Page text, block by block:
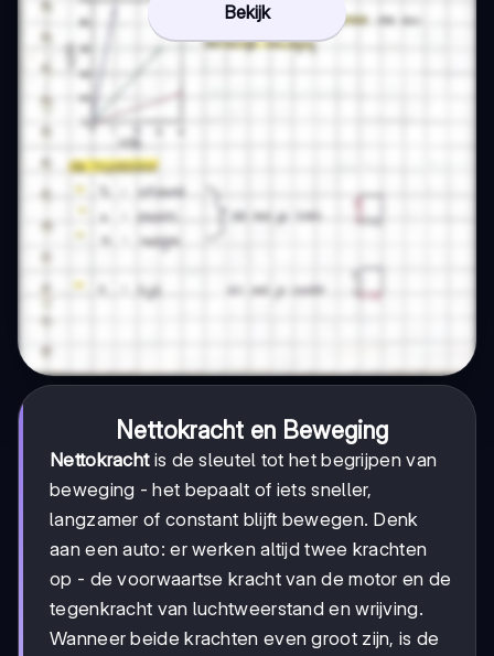
Bekijk
Nettokracht en Beweging
Nettokrachtis de sleutel tot het begrijpen van
beweging - het bepaalt of iets sneller,
langzamer of constant blijft bewegen. Denk
aan een auto: er werken altijd twee krachten
op - de voorwaartse kracht van de motor en de
tegenkracht van luchtweerstand en wrijving.
Wanneer beide krachten even groot zijn, is de